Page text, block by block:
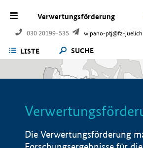
Verwertungsförderung
030 20199-535 wipano-ptj@fz-
LISTE SUCHE
Die Verwertungsförderung